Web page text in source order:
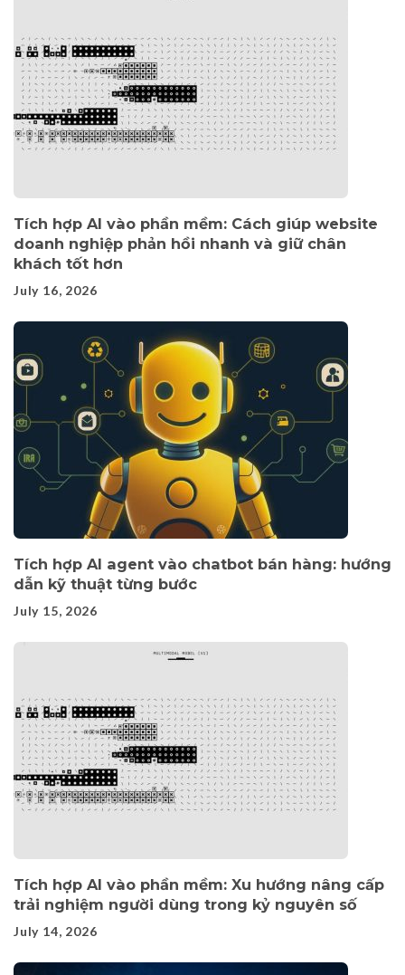
Tích hợp AI vào phần mềm: Cách giúp website
doanh nghiệp phản hồi nhanh và giữ chân
khách tốt hơn
July 16, 2026
Tích hợp AI agent vào chatbot bán hàng: hướng
dẫn kỹ thuật từng bước
July 15, 2026
Tích hợp AI vào phần mềm: Xu hướng nâng cấp
trải nghiệm người dùng trong kỷ nguyên số
July 14, 2026